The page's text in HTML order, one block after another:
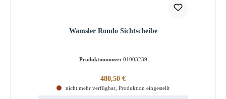
Wamsler Rondo Sichtscheibe
Produktnummer: 01003239
Regulärer Preis:
480,50 €
nicht mehr verfügbar, Produktion eingestellt